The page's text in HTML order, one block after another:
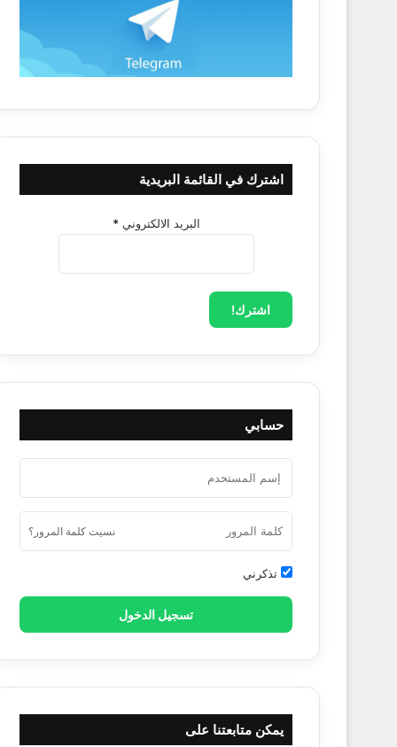
اشترك في القائمة البريدية
البريد الالكتروني *
حسابي
نسيت كلمة المرور؟
تذكرني
تسجيل الدخول
يمكن متابعتنا على